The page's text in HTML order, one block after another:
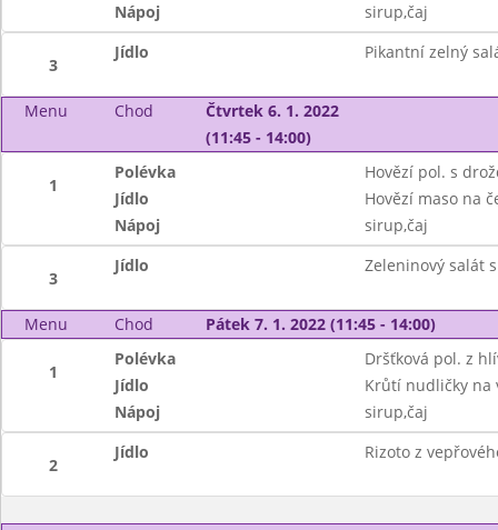
Nápoj
sirup,čaj
3
Jídlo Pikantní zelný
Menu Chod
Čtvrtek 6. 1. 2022
(11:45 - 14:00)
1
Polévka
Hovězí pol. s
Jídlo
Hovězí maso na
Nápoj
sirup,čaj
3
Jídlo Zeleninový salát
Menu Chod Pátek 7. 1. 2022 (11:45 - 14:00)
1
Polévka
Dršťková pol. z
Jídlo
Krůtí nudličky na
Nápoj
sirup,čaj
2
Jídlo Rizoto z